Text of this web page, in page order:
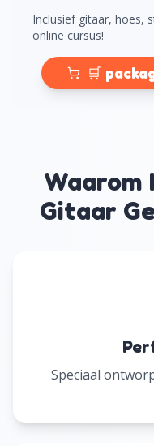
Inclusief gitaar, hoes,
online cursus!
🛒
Waarom
Gitaar
Speciaal